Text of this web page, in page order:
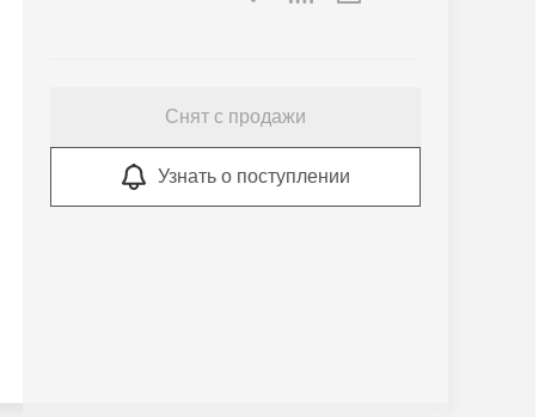
Снят с продажи
Узнать о поступлении